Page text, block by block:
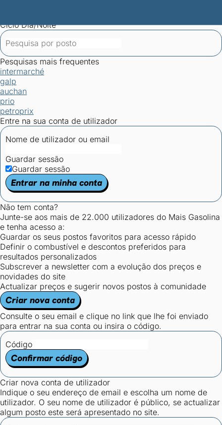
Ciclo Dia/Noite
Pesquisas mais frequentes
intermarché
galp
auchan
prio
petroprix
Entre na sua conta de utilizador
Nome de utilizador ou email
Guardar sessão
Guardar sessão
Entrar na minha conta
Não tem conta?
Junte-se aos mais de 22.000 utilizadores do Mais Gasolina
e tenha acesso a:
Guardar os seus postos favoritos para acesso rápido
Definir o combustível e descontos preferidos para
resultados personalizados
Subscrever a newsletter com a evolução dos preços e
novidades do site
Actualizar preços e sugerir novos postos à comunidade
Criar nova conta
Consulte o seu email e clique no link que lhe foi enviado
para entrar na sua conta ou insira o código.
Código
Confirmar código
Criar nova conta de utilizador
Indique o seu endereço de email e escolha um nome de
utilizador. O seu nome de utilizador é público, se actualizar
algum posto este será apresentado no site.